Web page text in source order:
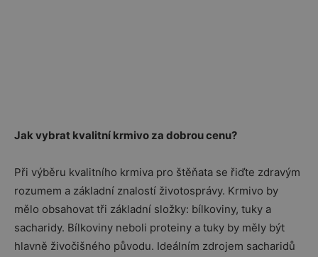
Jak vybrat kvalitní krmivo za dobrou cenu?
Při výběru kvalitního krmiva pro štěňata se řiďte zdravým
rozumem a základní znalostí životosprávy. Krmivo by
mělo obsahovat tři základní složky: bílkoviny, tuky a
sacharidy. Bílkoviny neboli proteiny a tuky by měly být
hlavně živočišného původu. Ideálním zdrojem sacharidů